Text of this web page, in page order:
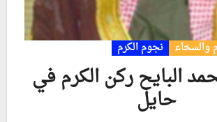
والسخاء نجوم الكرم
البايح ركن الكرم في
حايل